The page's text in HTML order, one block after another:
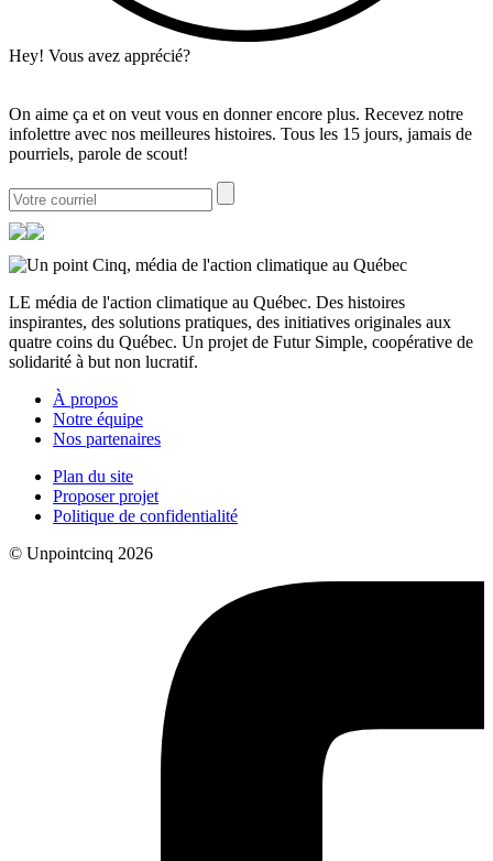
Hey! Vous avez apprécié?
On aime ça et on veut vous en donner encore plus. Recevez notre
infolettre avec nos meilleures histoires. Tous les 15 jours, jamais de
pourriels, parole de scout!
LE média de l'action climatique au Québec. Des histoires
inspirantes, des solutions pratiques, des initiatives originales aux
quatre coins du Québec. Un projet de Futur Simple, coopérative de
solidarité à but non lucratif.
À propos
Notre équipe
Nos partenaires
Plan du site
Proposer projet
Politique de confidentialité
© Unpointcinq 2026